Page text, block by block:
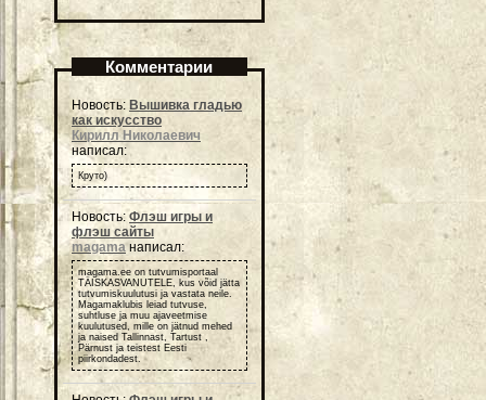
Комментарии
Новость: Вышивка гладью
как искусство
Кирилл Николаевич
написал:
Круто)
Новость: Флэш игры и
флэш сайты
magamaнаписал:
magama.ee on tutvumisportaal
TÄISKASVANUTELE, kus võid jätta
tutvumiskuulutusi ja vastata neile.
Magamaklubis leiad tutvuse,
suhtluse ja muu ajaveetmise
kuulutused, mille on jätnud mehed
ja naised Tallinnast, Tartust ,
Pärnust ja teistest Eesti
piirkondadest.